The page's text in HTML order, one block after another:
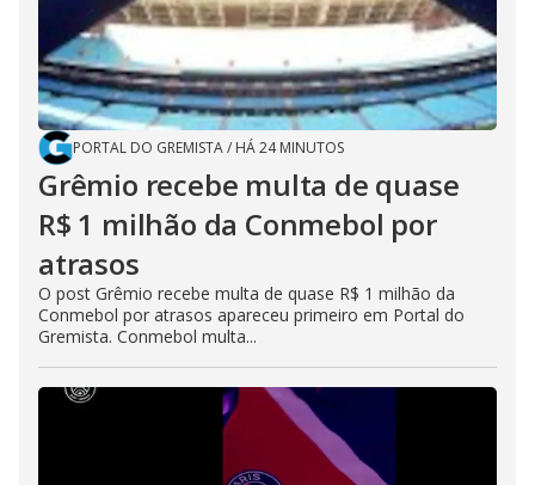
PORTAL DO GREMISTA/ HÁ 24 MINUTOS
Grêmio recebe multa de quase
R$ 1 milhão da Conmebol por
atrasos
O post Grêmio recebe multa de quase R$ 1 milhão da
Conmebol por atrasos apareceu primeiro em Portal do
Gremista. Conmebol multa...